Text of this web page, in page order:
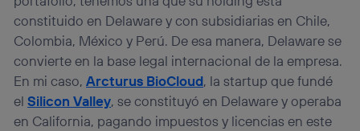
constituido en Delaware y con subsidiarias en Chile,
Colombia, México y Perú. De esa manera, Delaware se
convierte en la base legal internacional de la empresa.
En mi caso,Arcturus BioCloud, la startup que fundé
elSilicon Valley, se constituyó en Delaware y operaba
en California, pagando impuestos y licencias en este